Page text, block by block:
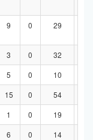
9 0 29
3 0 32
5 0 10
15 0 54
1 0 19
6 0 14